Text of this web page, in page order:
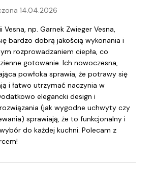
14.04.2026
Vesna, np. Garnek Zwieger Vesna,
bardzo dobrą jakością wykonania i
rozprowadzaniem ciepła, co
gotowanie. Ich nowoczesna,
powłoka sprawia, że potrawy się
i łatwo utrzymać naczynia w
elegancki design i
(jak wygodne uchwyty czy
sprawiają, że to funkcjonalny i
do każdej kuchni. Polecam z